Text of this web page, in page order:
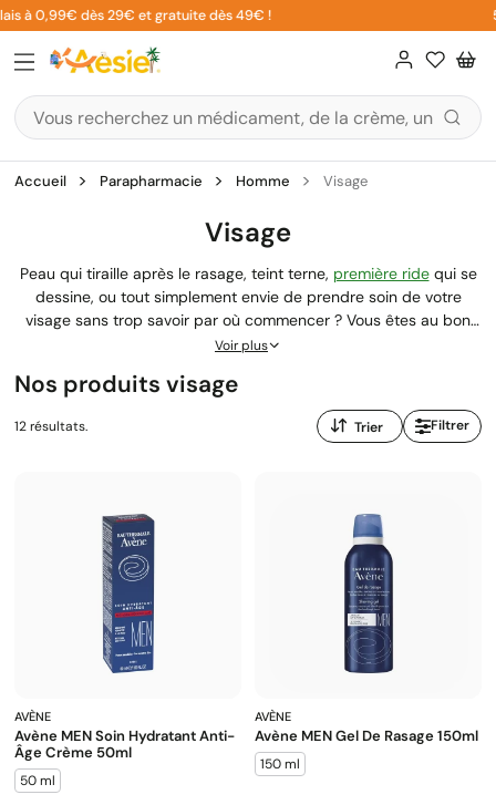
Aller
au
contenu
0,99€ dès 29€ et gratuite dès 49€ !
Accueil Parapharmacie Homme Visage
Visage
Peau qui tiraille après le rasage, teint terne, première ridequi se
dessine, ou tout simplement envie de prendre soin de votre
visage sans trop savoir par où commencer ? Vous êtes au bon
endroit. Contrairement aux idées reçues, prendre soin de sa
des hommes a ses propres besoins : plus épaisse, plus grasse,
mais aussi plus sensible aux agressions du rasage quotidien.
Dans cette
, nous avons sélectionné des
Voir plus
Nos produits visage
12 résultats.
Trier
par
Filtrer
AVÈNE
Avène MEN Soin Hydratant Anti-
Âge Crème 50ml
50 ml
AVÈNE
Avène MEN Gel De Rasage 150ml
150 ml